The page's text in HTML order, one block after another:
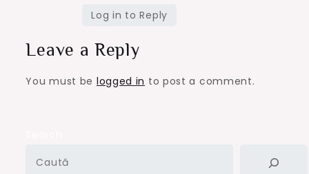
Log in to Reply
Leave a Reply
You must be logged in to post a comment.